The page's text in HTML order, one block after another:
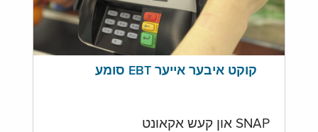
קוקט איבער אייער EBT סומע
SNAP און קעש אקאונט